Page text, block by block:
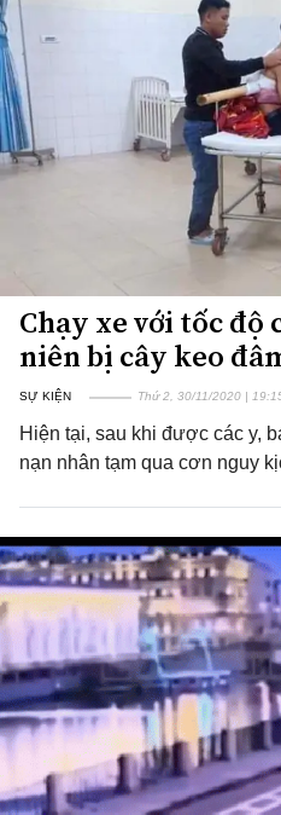
Chạy xe với tốc độ
niên bị cây keo
SỰ KIỆN Thứ 2, 30/11/2020 |
Hiện tại, sau khi được các y,
nạn nhân tạm qua cơn nguy